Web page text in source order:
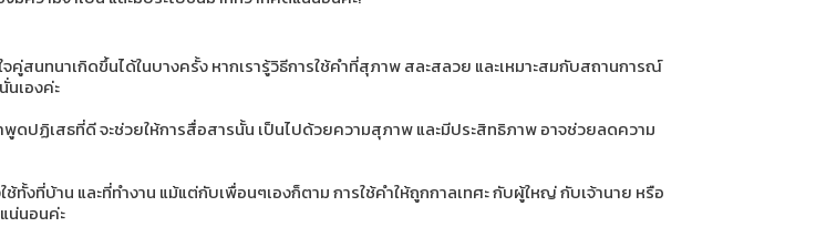
สนทนาเกิดขึ้นได้ในบางครั้ง หากเรารู้วิธีการใช้คำที่สุภาพ สละสลวย และเหมาะสมกับสถานการณ์
เองค่ะ
พูดปฏิเสธที่ดี จะช่วยให้การสื่อสารนั้น เป็นไปด้วยความสุภาพ และมีประสิทธิภาพ อาจช่วยลดความ
งที่บ้าน และที่ทำงาน แม้แต่กับเพื่อนๆเองก็ตาม การใช้คำให้ถูกกาลเทศะ กับผู้ใหญ่ กับเจ้านาย หรือ
น่นอนค่ะ